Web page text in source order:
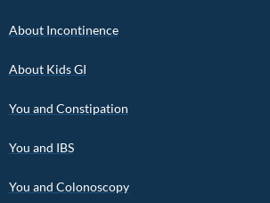
About Incontinence
About Kids GI
You and Constipation
You and IBS
You and Colonoscopy